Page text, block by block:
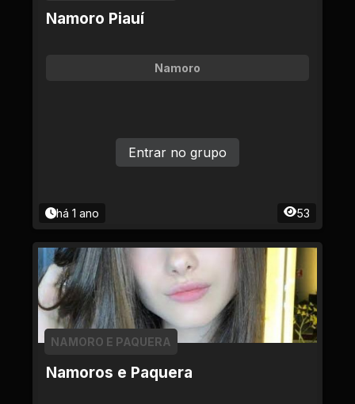
Namoro Piauí
Namoro
há 1 ano 53
Entrar no grupo
Namoros e Paquera
NAMORO E PAQUERA